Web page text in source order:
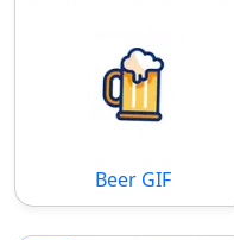
Beer GIF